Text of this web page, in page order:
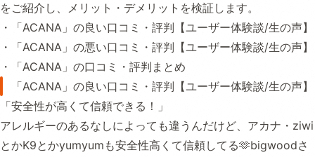
をご紹介し、メリット・デメリットを検証します。
・「ACANA」の良い口コミ・評判【ユーザー体験談/生の声】
・「ACANA」の悪い口コミ・評判【ユーザー体験談/生の声】
・「ACANA」の口コミ・評判まとめ
「ACANA」の良い口コミ・評判【ユーザー体験談/生の声】
「安全性が高くて信頼できる！」
アレルギーのあるなしによっても違うんだけど、アカナ・ziwi
とかK9とかyumyumも安全性高くて信頼してる🫶bigwoodさ